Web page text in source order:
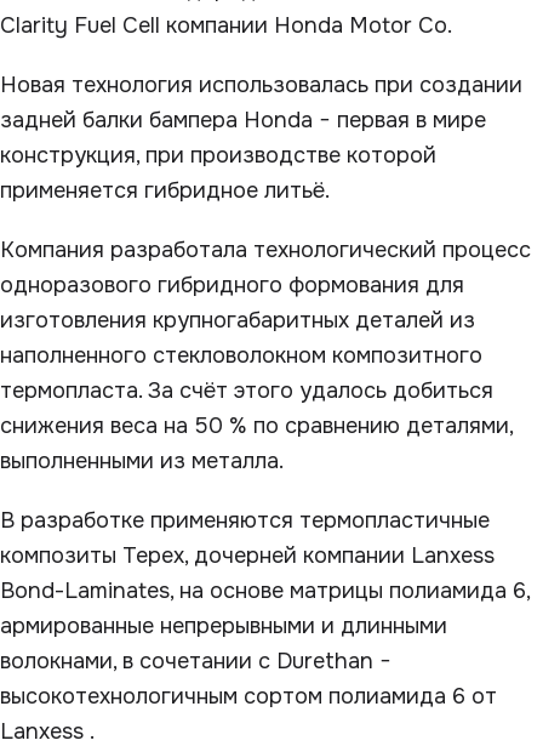
Clarity Fuel Cell компании Honda Motor Co.
Новая технология использовалась при создании
задней балки бампера Honda − первая в мире
конструкция, при производстве которой
применяется гибридное литьё.
Компания разработала технологический процесс
одноразового гибридного формования для
изготовления крупногабаритных деталей из
наполненного стекловолокном композитного
термопласта. За счёт этого удалось добиться
снижения веса на 50 % по сравнению деталями,
выполненными из металла.
В разработке применяются термопластичные
композиты Tepex, дочерней компании Lanxess
Bond-Laminates, на основе матрицы полиамида 6,
армированные непрерывными и длинными
волокнами, в сочетании с Durethan −
высокотехнологичным сортом полиамида 6 от
Lanxess .